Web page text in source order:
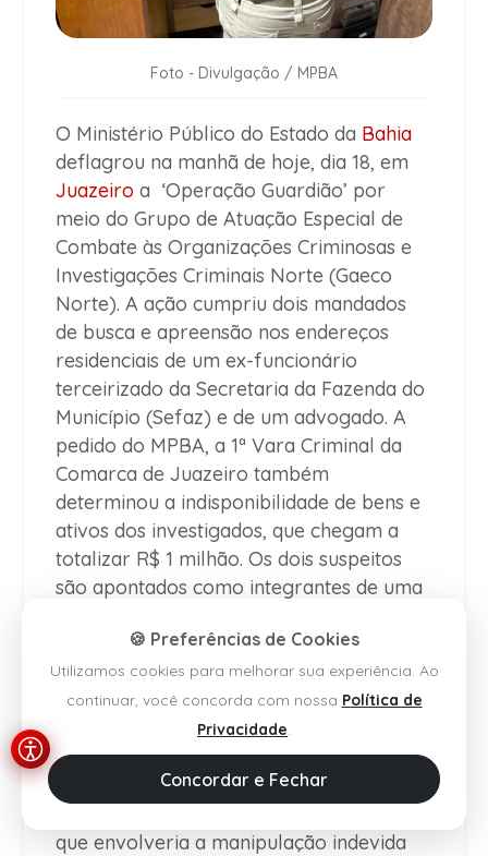
Foto - Divulgação / MPBA
O Ministério Público do Estado da Bahia
deflagrou na manhã de hoje, dia 18, em
Juazeiro a ‘Operação Guardião’ por
meio do Grupo de Atuação Especial de
Combate às Organizações Criminosas e
Investigações Criminais Norte (Gaeco
Norte). A ação cumpriu dois mandados
de busca e apreensão nos endereços
residenciais de um ex-funcionário
terceirizado da Secretaria da Fazenda do
Município (Sefaz) e de um advogado. A
pedido do MPBA, a 1ª Vara Criminal da
Comarca de Juazeiro também
determinou a indisponibilidade de bens e
ativos dos investigados, que chegam a
totalizar R$ 1 milhão. Os dois suspeitos
são apontados como integrantes de uma
fraudar o sistema do órgão fazendário
municipal, com o objetivo de reduzir ou
excluir obrigações tributárias, como
tributos e multas, bem como permitir
vantagens indevidas a particulares. As
investigações encontraram indícios da
que envolveria a manipulação indevida
🍪 Preferências de Cookies
Utilizamos cookies para melhorar sua experiência. Ao
continuar, você concorda com nossa Política de
Privacidade.
Concordar e Fechar